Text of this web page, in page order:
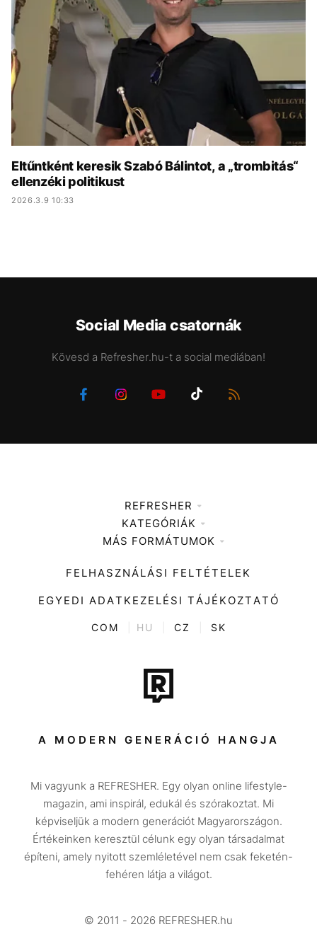
KÖZÉLET UTAZÁS
ÉLETMÓD DESIGN
BESZÉLGETÉSEK ARCOK
GASZTRO
Eltűntként keresik Szabó Bálintot, a „trombitás“
ellenzéki politikust
2026.3.9 10:33
Social Media csatornák
Kövesd a Refresher.hu-t a social mediában!
REFRESHER
Médiaajánlat
KATEGÓRIÁK
Zene
Divat
Kultúra
ENTR
Tech-Tudomány
Sport
Társadalom
Utazás
Életmód
Design
Beszélgetések
Videó
MÁS FORMÁTUMOK
FELHASZNÁLÁSI FELTÉTELEK
EGYEDI ADATKEZELÉSI TÁJÉKOZTATÓ
COM HU CZ SK
A MODERN GENERÁCIÓ HANGJA
Mi vagyunk a REFRESHER. Egy olyan online lifestyle-
magazin, ami inspirál, edukál és szórakoztat. Mi
képviseljük a modern generációt Magyarországon.
Értékeinken keresztül célunk egy olyan társadalmat
építeni, amely nyitott szemléletével nem csak feketén-
fehéren látja a világot.
© 2011 - 2026 REFRESHER.hu